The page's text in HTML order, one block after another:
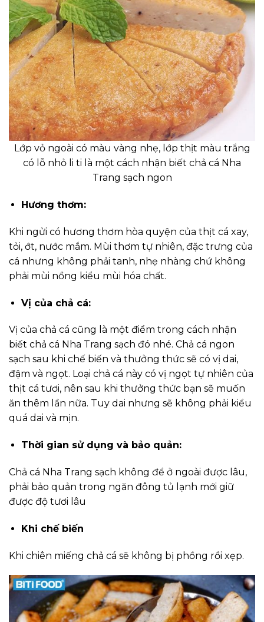
Lớp vỏ ngoài có màu vàng nhẹ, lớp thịt màu trắng
có lỗ nhỏ li ti là một cách nhận biết chả cá Nha
Trang sạch ngon
Hương thơm:
Khi ngửi có hương thơm hòa quyện của thịt cá xay,
tỏi, ớt, nước mắm. Mùi thơm tự nhiên, đặc trưng của
cá nhưng không phải tanh, nhẹ nhàng chứ không
phải mùi nồng kiểu mùi hóa chất.
Vị của chả cá:
Vị của chả cá cũng là một điểm trong cách nhận
biết chả cá Nha Trang sạch đó nhé. Chả cá ngon
sạch sau khi chế biến và thưởng thức sẽ có vị dai,
đậm và ngọt. Loại chả cá này có vị ngọt tự nhiên của
thịt cá tươi, nên sau khi thưởng thức bạn sẽ muốn
ăn thêm lần nữa. Tuy dai nhưng sẽ không phải kiểu
quá dai và mịn.
Thời gian sử dụng và bảo quản:
Chả cá Nha Trang sạch không để ở ngoài được lâu,
phải bảo quản trong ngăn đông tủ lạnh mới giữ
được độ tươi lâu
Khi chế biến
Khi chiên miếng chả cá sẽ không bị phồng rồi xẹp.